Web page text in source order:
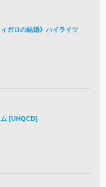
ガロの結婚》ハイライツ
[UHQCD]